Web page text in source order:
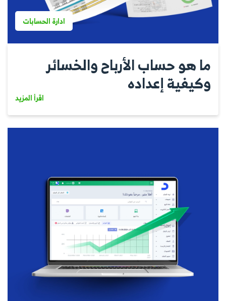
ادارة الحسابات
ما هو حساب الأرباح والخسائر
وكيفية إعداده
اقرأ المزيد